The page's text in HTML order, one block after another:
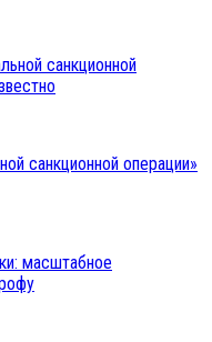
санкционной операции»